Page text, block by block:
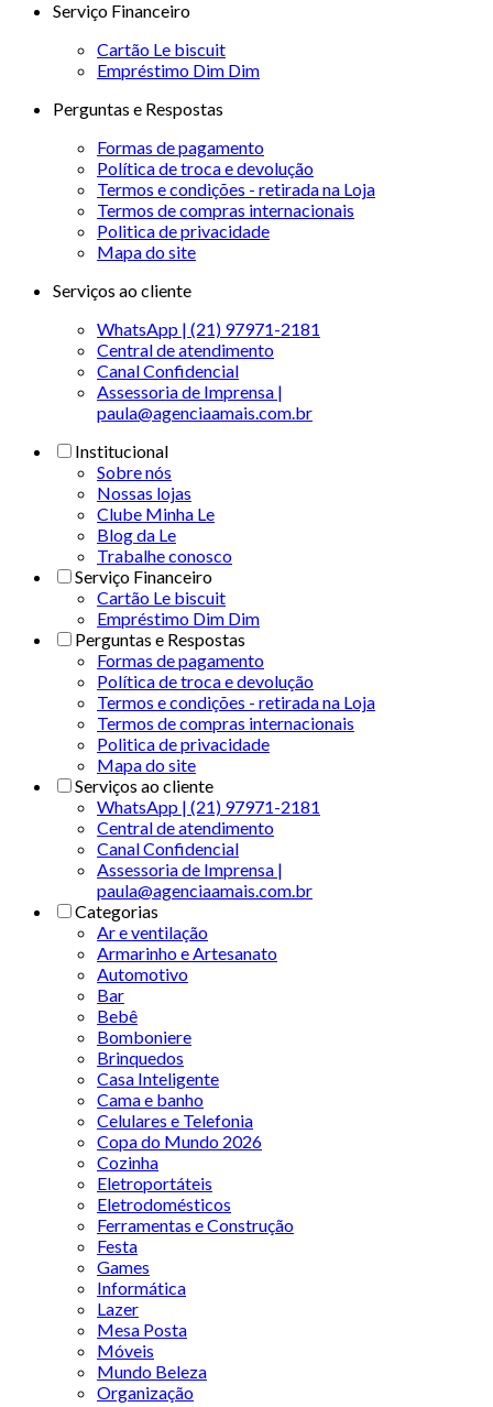
Serviço Financeiro
Cartão Le biscuit
Empréstimo Dim Dim
Perguntas e Respostas
Formas de pagamento
Política de troca e devolução
Termos e condições - retirada na Loja
Termos de compras internacionais
Politica de privacidade
Mapa do site
Serviços ao cliente
WhatsApp | (21) 97971-2181
Central de atendimento
Canal Confidencial
Assessoria de Imprensa |
paula@agenciaamais.com.br
Institucional
Sobre nós
Nossas lojas
Clube Minha Le
Blog da Le
Trabalhe conosco
Serviço Financeiro
Cartão Le biscuit
Empréstimo Dim Dim
Perguntas e Respostas
Formas de pagamento
Política de troca e devolução
Termos e condições - retirada na Loja
Termos de compras internacionais
Politica de privacidade
Mapa do site
Serviços ao cliente
WhatsApp | (21) 97971-2181
Central de atendimento
Canal Confidencial
Assessoria de Imprensa |
paula@agenciaamais.com.br
Categorias
Ar e ventilação
Armarinho e Artesanato
Automotivo
Bar
Bebê
Bomboniere
Brinquedos
Casa Inteligente
Cama e banho
Celulares e Telefonia
Copa do Mundo 2026
Cozinha
Eletroportáteis
Eletrodomésticos
Ferramentas e Construção
Festa
Games
Informática
Lazer
Mesa Posta
Móveis
Mundo Beleza
Organização